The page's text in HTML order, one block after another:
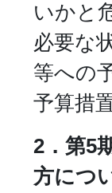
いかと
必要な
等への
予算措
2．第5
方につ